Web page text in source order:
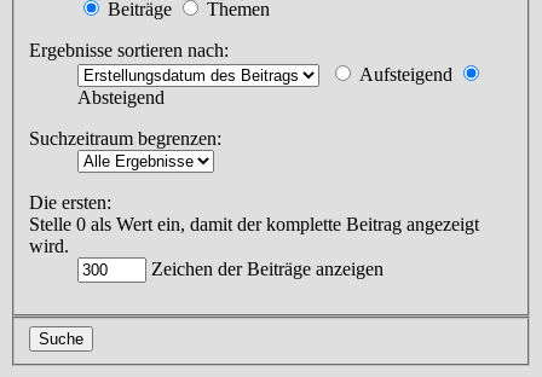
Beiträge
Themen
Ergebnisse sortieren nach:
Aufsteigend
Absteigend
Suchzeitraum begrenzen:
Die ersten:
Stelle 0 als Wert ein, damit der komplette Beitrag angezeigt
wird.
Zeichen der Beiträge anzeigen